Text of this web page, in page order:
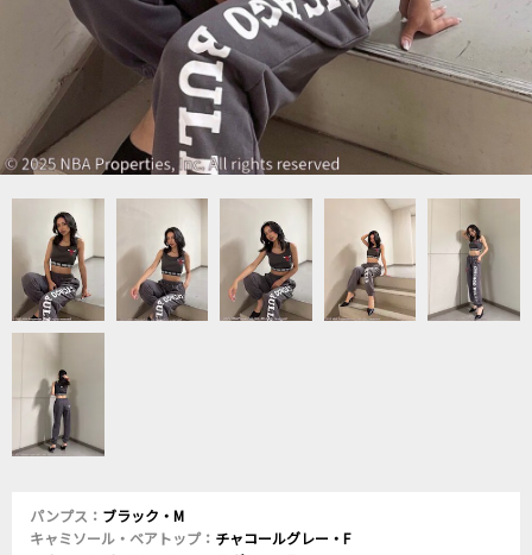
パンプス： ブラック・M
キャミソール・ベアトップ： チャコールグレー・F